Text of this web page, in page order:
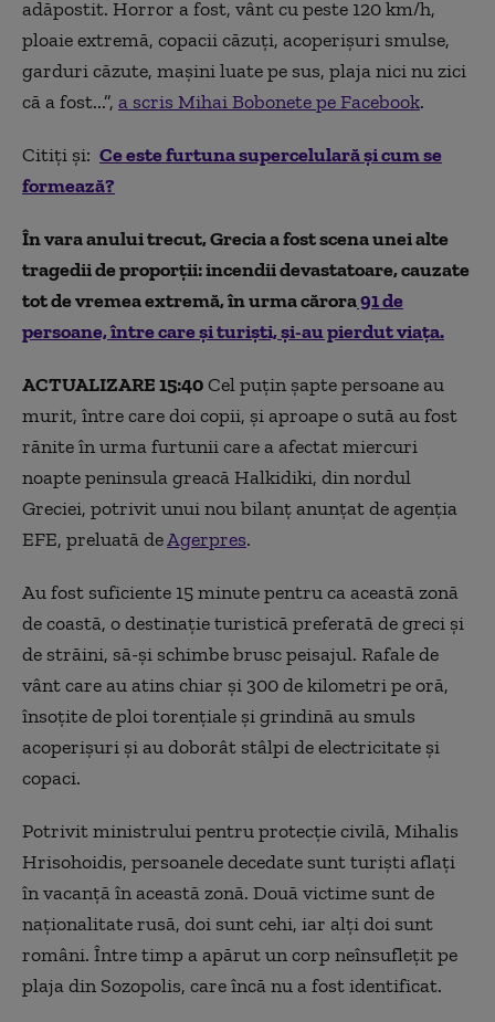
adăpostit. Horror a fost, vânt cu peste 120 km/h,
ploaie extremă, copacii căzuți, acoperișuri smulse,
garduri căzute, mașini luate pe sus, plaja nici nu zici
că a fost...”, a scris Mihai Bobonete pe Facebook.
Citiți și: Ce este furtuna supercelulară și cum se
formează?
În vara anului trecut, Grecia a fost scena unei alte
tragedii de proporții: incendii devastatoare, cauzate
tot de vremea extremă, în urma cărora91 de
persoane, între care și turiști, și-au pierdut viața.
ACTUALIZARE 15:40Cel puţin şapte persoane au
murit, între care doi copii, şi aproape o sută au fost
rănite în urma furtunii care a afectat miercuri
noapte peninsula greacă Halkidiki, din nordul
Greciei, potrivit unui nou bilanţ anunţat de agenţia
EFE, preluată deAgerpres.
Au fost suficiente 15 minute pentru ca această zonă
de coastă, o destinaţie turistică preferată de greci şi
de străini, să-şi schimbe brusc peisajul. Rafale de
vânt care au atins chiar şi 300 de kilometri pe oră,
însoţite de ploi torenţiale şi grindină au smuls
acoperişuri şi au doborât stâlpi de electricitate şi
copaci.
Potrivit ministrului pentru protecţie civilă, Mihalis
Hrisohoidis, persoanele decedate sunt turişti aflaţi
în vacanţă în această zonă. Două victime sunt de
naţionalitate rusă, doi sunt cehi, iar alţi doi sunt
români. Între timp a apărut un corp neînsufleţit pe
plaja din Sozopolis, care încă nu a fost identificat.